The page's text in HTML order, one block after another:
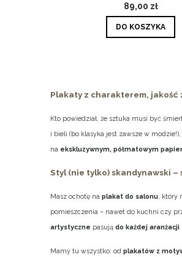
89,00 zł
DO KOSZYKA
Plakaty z charakterem, jakość
Kto powiedział, że sztuka musi być
i bieli (bo klasyka jest zawsze w
na ekskluzywnym, półmatowym
Styl (nie tylko) skandynawski
Masz ochotę na plakat do salonu , który
pomieszczenia – nawet do kuchni czy
artystyczne pasują do każdej aranżacji
Mamy tu wszystko: od plakatów z